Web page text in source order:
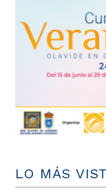
LO MÁS